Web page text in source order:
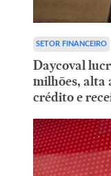
SETOR FINANCEIRO
Daycoval
milhões, alta
crédito e